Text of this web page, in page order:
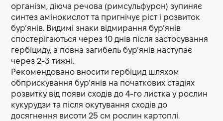
організм, діюча речова (римсульфурон) зупиняє
синтез амінокислот та пригнічує ріст і розвиток
бур’янів. Видимі знаки відмирання бур’янів
спостерігаються через 10 днів після застосування
гербіциду, а повна загибель бур’янів наступає
через 2-3 тижні.
Рекомендовано вносити гербіцид шляхом
обприскування бур’янів на початкових стадіях
розвитку від появи сходів до 4-го листка у рослин
кукурудзи та після окутування сходів до
досягнення висоти 25 см рослин картоплі.